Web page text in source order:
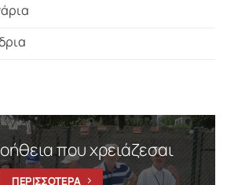
που χρειάζεσαι
ΠΕΡΙΣΣΟΤΕΡΑ